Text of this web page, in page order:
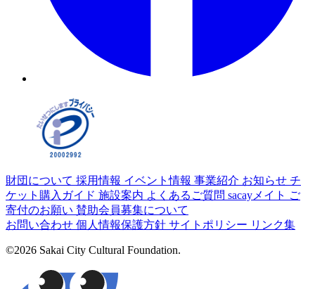
財団について 採用情報 イベント情報 事業紹介 お知らせ チ
ケット購入ガイド 施設案内 よくあるご質問 sacayメイト ご
寄付のお願い 賛助会員募集について
お問い合わせ 個人情報保護方針 サイトポリシー リンク集
©2026 Sakai City Cultural Foundation.